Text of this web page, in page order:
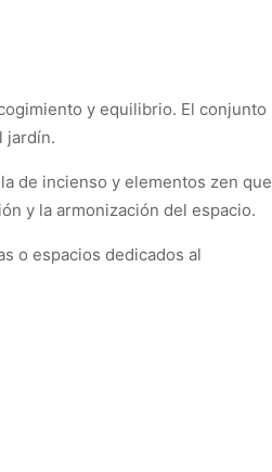
y equilibrio. El conjunto
jardín.
de incienso y elementos zen que
y la armonización del espacio.
o espacios dedicados al